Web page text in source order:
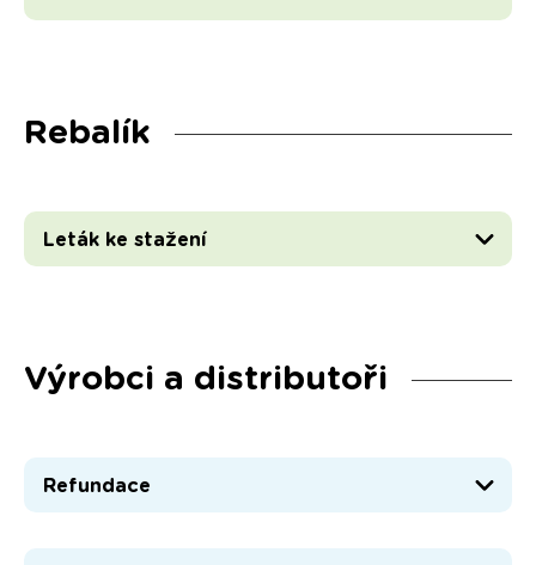
Rebalík
Leták ke stažení
Výrobci a distributoři
Refundace